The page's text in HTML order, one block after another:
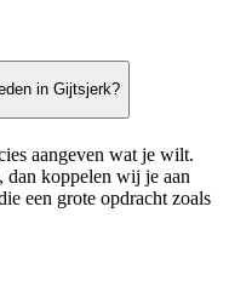
in Gijtsjerk?
aangeven wat je wilt.
dan koppelen wij je aan
een grote opdracht zoals